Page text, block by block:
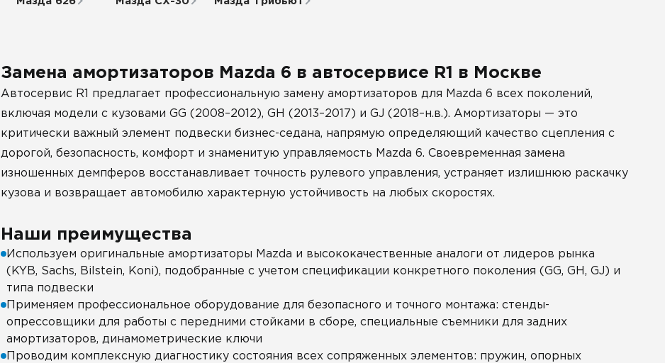
Замена амортизаторов Mazda 6 в автосервисе R1 в Москве
Автосервис R1 предлагает профессиональную замену амортизаторов для Mazda 6 всех поколений,
включая модели с кузовами GG (2008–2012), GH (2013–2017) и GJ (2018–н.в.). Амортизаторы — это
критически важный элемент подвески бизнес-седана, напрямую определяющий качество сцепления с
дорогой, безопасность, комфорт и знаменитую управляемость Mazda 6. Своевременная замена
изношенных демпферов восстанавливает точность рулевого управления, устраняет излишнюю раскачку
кузова и возвращает автомобилю характерную устойчивость на любых скоростях.
Наши преимущества
Используем оригинальные амортизаторы Mazda и высококачественные аналоги от лидеров рынка
(KYB, Sachs, Bilstein, Koni), подобранные с учетом спецификации конкретного поколения (GG, GH, GJ) и
типа подвески
Применяем профессиональное оборудование для безопасного и точного монтажа: стенды-
опрессовщики для работы с передними стойками в сборе, специальные съемники для задних
амортизаторов, динамометрические ключи
Проводим комплексную диагностику состояния всех сопряженных элементов: пружин, опорных